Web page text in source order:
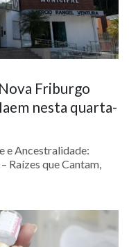
Friburgo
nesta quarta-
e Ancestralidade:
Raízes que Cantam,